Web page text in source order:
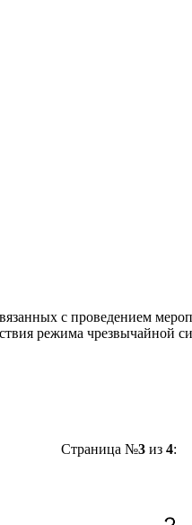
с проведением
режима чрезвычайной
Страница №3из 4: